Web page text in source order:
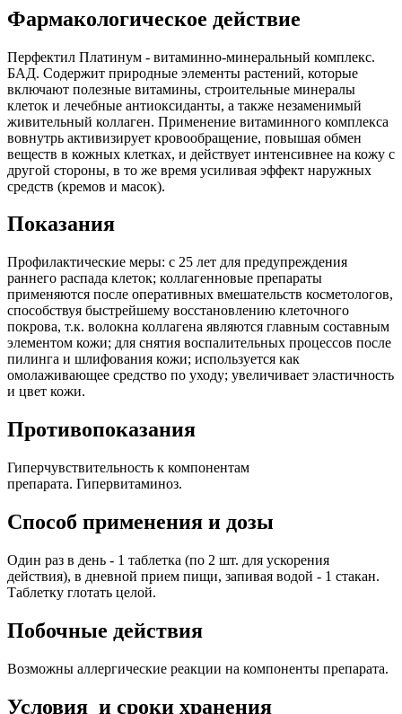
Фармакологическое действие
Перфектил Платинум - витаминно-минеральный комплекс.
БАД. Содержит природные элементы растений, которые
включают полезные витамины, строительные минералы
клеток и лечебные антиоксиданты, а также незаменимый
живительный коллаген. Применение витаминного комплекса
вовнутрь активизирует кровообращение, повышая обмен
веществ в кожных клетках, и действует интенсивнее на кожу с
другой стороны, в то же время усиливая эффект наружных
средств (кремов и масок).
Показания
Профилактические меры: с 25 лет для предупреждения
раннего распада клеток; коллагенновые препараты
применяются после оперативных вмешательств косметологов,
способствуя быстрейшему восстановлению клеточного
покрова, т.к. волокна коллагена являются главным составным
элементом кожи; для снятия воспалительных процессов после
пилинга и шлифования кожи; используется как
омолаживающее средство по уходу; увеличивает эластичность
и цвет кожи.
Противопоказания
Гиперчувствительность к компонентам
препарата. Гипервитаминоз.
Способ применения и дозы
Один раз в день - 1 таблетка (по 2 шт. для ускорения
действия), в дневной прием пищи, запивая водой - 1 стакан.
Таблетку глотать целой.
Побочные действия
Возможны аллергические реакции на компоненты препарата.
Условия и сроки хранения